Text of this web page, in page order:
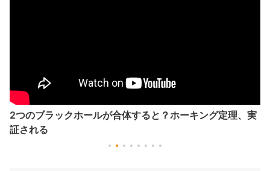
2つのブラックホールが合体すると？ホーキング定理、実
証される